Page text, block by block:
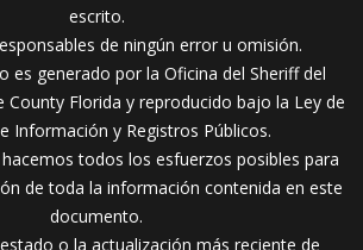
escrito.
de ningún error u omisión.
es generado por la Oficina del Sheriff del
County Florida y reproducido bajo la Ley de
Información y Registros Públicos.
todos los esfuerzos posibles para
de toda la información contenida en este
documento.
o la actualización más reciente de